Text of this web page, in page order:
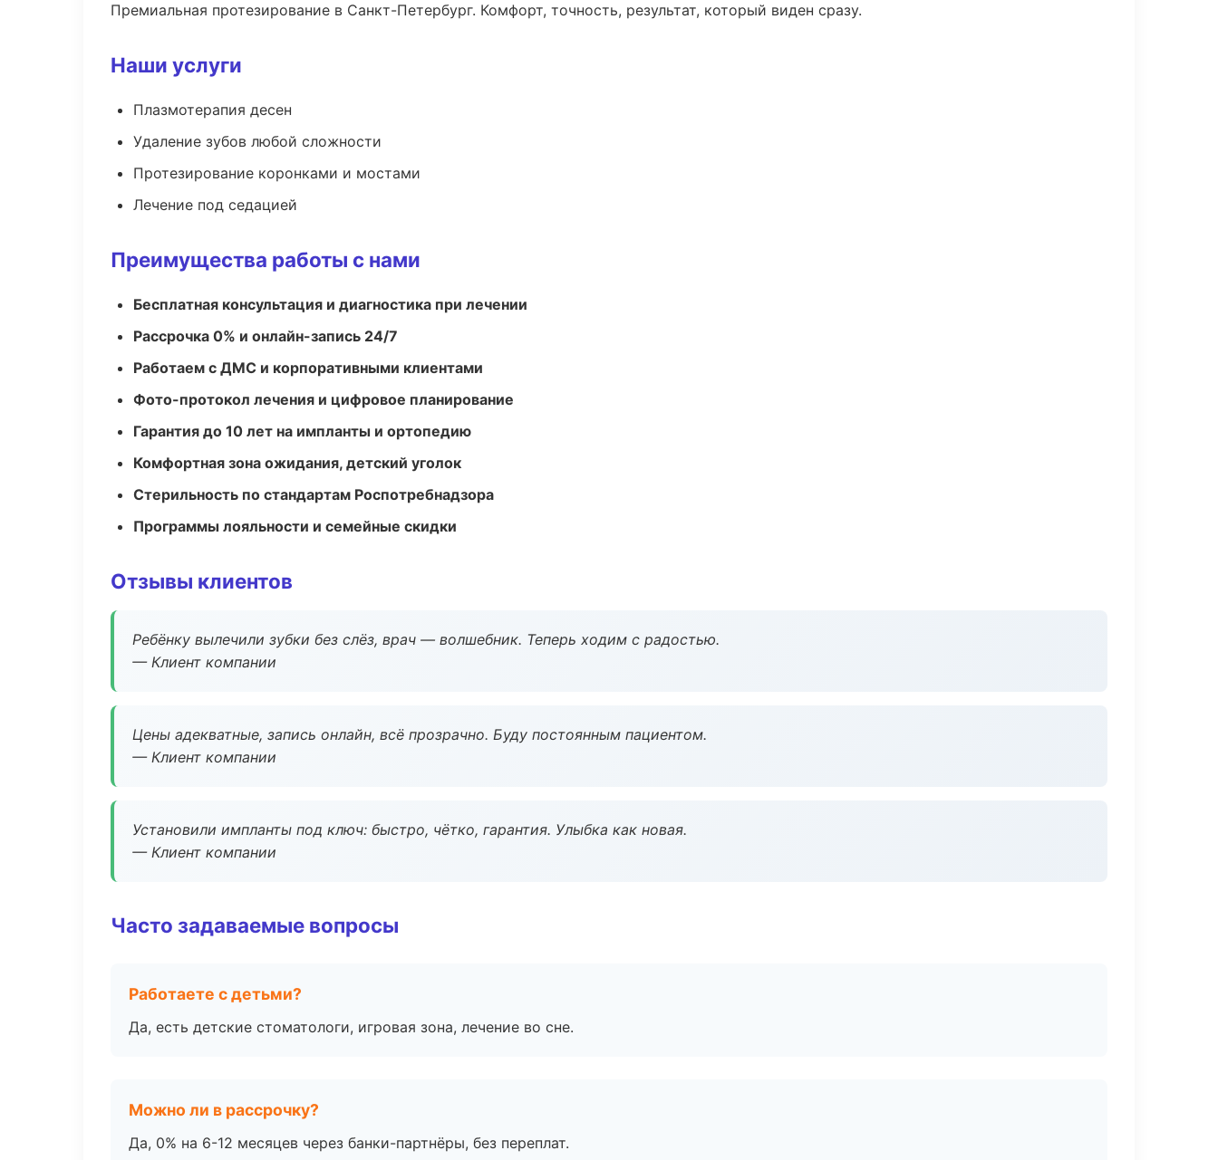
Премиальная протезирование в Санкт-Петербург. Комфорт, точность, результат, который виден сразу.
Наши услуги
Плазмотерапия десен
Удаление зубов любой сложности
Протезирование коронками и мостами
Лечение под седацией
Преимущества работы с нами
Бесплатная консультация и диагностика при лечении
Рассрочка 0% и онлайн-запись 24/7
Работаем с ДМС и корпоративными клиентами
Фото-протокол лечения и цифровое планирование
Гарантия до 10 лет на импланты и ортопедию
Комфортная зона ожидания, детский уголок
Стерильность по стандартам Роспотребнадзора
Программы лояльности и семейные скидки
Отзывы клиентов
Ребёнку вылечили зубки без слёз, врач — волшебник. Теперь ходим с радостью.
— Клиент компании
Цены адекватные, запись онлайн, всё прозрачно. Буду постоянным пациентом.
— Клиент компании
Установили импланты под ключ: быстро, чётко, гарантия. Улыбка как новая.
— Клиент компании
Часто задаваемые вопросы
Работаете с детьми?
Да, есть детские стоматологи, игровая зона, лечение во сне.
Можно ли в рассрочку?
Да, 0% на 6-12 месяцев через банки-партнёры, без переплат.